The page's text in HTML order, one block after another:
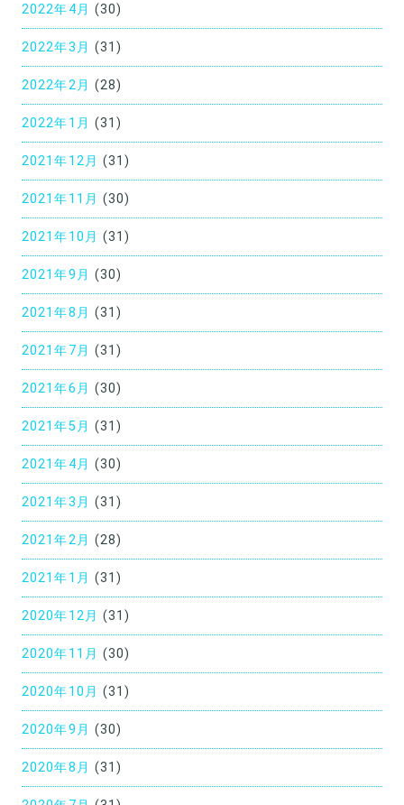
2022年4月 (30)
2022年3月 (31)
2022年2月 (28)
2022年1月 (31)
2021年12月 (31)
2021年11月 (30)
2021年10月 (31)
2021年9月 (30)
2021年8月 (31)
2021年7月 (31)
2021年6月 (30)
2021年5月 (31)
2021年4月 (30)
2021年3月 (31)
2021年2月 (28)
2021年1月 (31)
2020年12月 (31)
2020年11月 (30)
2020年10月 (31)
2020年9月 (30)
2020年8月 (31)